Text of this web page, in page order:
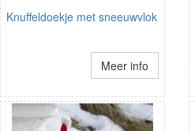
Knuffeldoekje met sneeuwvlok
Meer info